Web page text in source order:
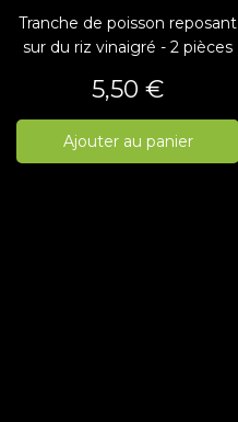
Tranche de poisson reposant
sur du riz vinaigré - 2 pièces
Prix
5,50 €
Ajouter au panier